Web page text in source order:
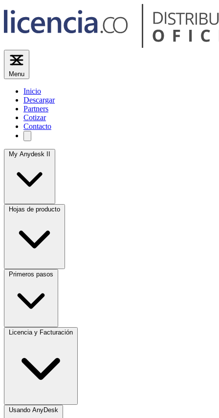
Menu
Inicio
Descargar
Partners
Cotizar
Contacto
My Anydesk II
Hojas de producto
Primeros pasos
Licencia y Facturación
Usando AnyDesk